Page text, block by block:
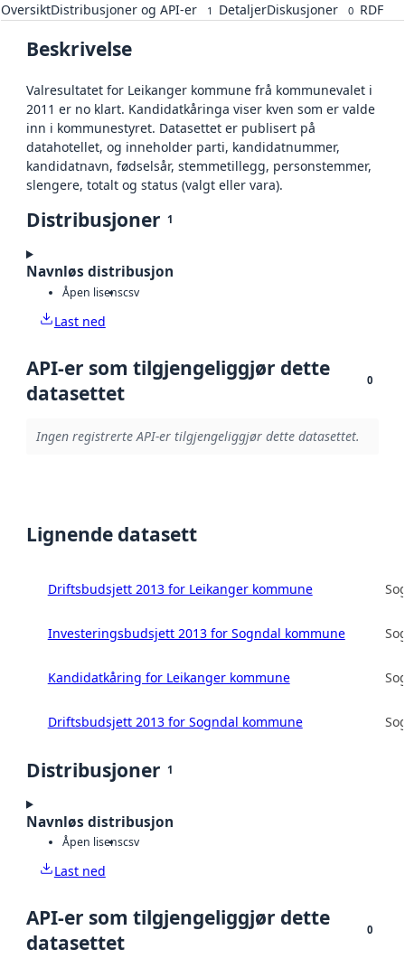
OversiktDistribusjoner og API-er 1 DetaljerDiskusjoner 0 RDF
Beskrivelse
Valresultatet for Leikanger kommune frå kommunevalet i
2011 er no klart. Kandidatkåringa viser kven som er valde
inn i kommunestyret. Datasettet er publisert på
datahotellet, og inneholder parti, kandidatnummer,
kandidatnavn, fødselsår, stemmetillegg, personstemmer,
slengere, totalt og status (valgt eller vara).
Distribusjoner 1
Navnløs distribusjon
Åpen lisenscsv
Last ned
API-er som tilgjengeliggjør dette
datasettet
0
Ingen registrerte API-er tilgjengeliggjør dette datasettet.
Lignende datasett
Driftsbudsjett 2013 for Leikanger kommune
Investeringsbudsjett 2013 for Sogndal kommune
Kandidatkåring for Leikanger kommune
Driftsbudsjett 2013 for Sogndal kommune
Distribusjoner 1
Navnløs distribusjon
Åpen lisenscsv
Last ned
API-er som tilgjengeliggjør dette
datasettet
0